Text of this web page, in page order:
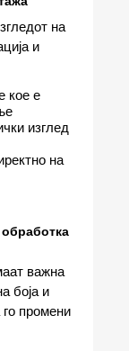
на
и
кое е
изглед
на
важна
боја и
промени